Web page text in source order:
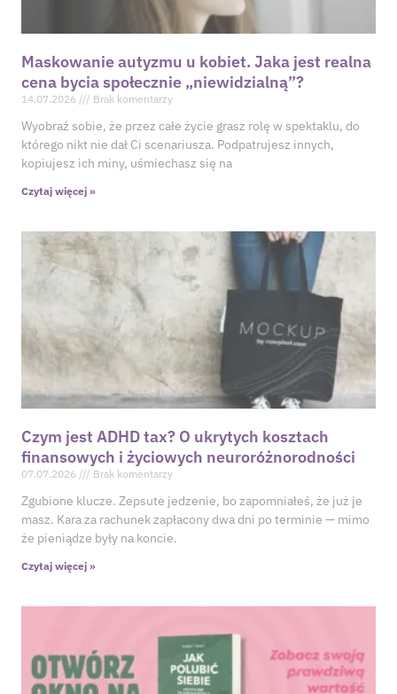
Maskowanie autyzmu u kobiet. Jaka jest realna
cena bycia społecznie „niewidzialną”?
14.07.2026 Brak komentarzy
Wyobraź sobie, że przez całe życie grasz rolę w spektaklu, do
którego nikt nie dał Ci scenariusza. Podpatrujesz innych,
kopiujesz ich miny, uśmiechasz się na
Czytaj więcej »
Czym jest ADHD tax? O ukrytych kosztach
finansowych i życiowych neuroróżnorodności
07.07.2026 Brak komentarzy
Zgubione klucze. Zepsute jedzenie, bo zapomniałeś, że już je
masz. Kara za rachunek zapłacony dwa dni po terminie — mimo
że pieniądze były na koncie.
Czytaj więcej »